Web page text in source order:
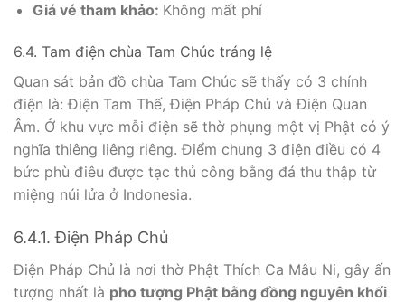
Giá vé tham khảo: Không mất phí
6.4. Tam điện chùa Tam Chúc tráng lệ
Quan sát bản đồ chùa Tam Chúc sẽ thấy có 3 chính
điện là: Điện Tam Thế, Điện Pháp Chủ và Điện Quan
Âm. Ở khu vực mỗi điện sẽ thờ phụng một vị Phật có ý
nghĩa thiêng liêng riêng. Điểm chung 3 điện điều có 4
bức phù điêu được tạc thủ công bằng đá thu thập từ
miệng núi lửa ở Indonesia.
6.4.1. Điện Pháp Chủ
Điện Pháp Chủ là nơi thờ Phật Thích Ca Mâu Ni, gây ấn
tượng nhất là pho tượng Phật bằng đồng nguyên khối